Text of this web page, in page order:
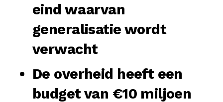
eind waarvan
generalisatie wordt
verwacht
De overheid heeft een
budget van €10 miljoen